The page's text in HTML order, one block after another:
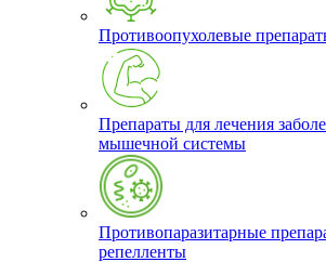
Противоопухолевые
Препараты для лечения
мышечной системы
Противопаразитарные
репелленты